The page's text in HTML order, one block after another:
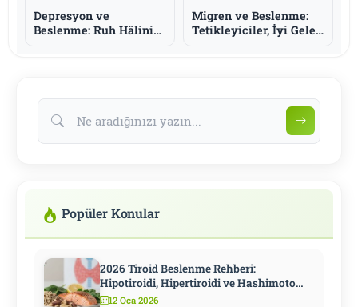
Depresyon ve
Beslenme: Ruh Hâlini
Migren ve Beslenme:
Tetikleyiciler, İyi Gelen
Popüler Konular
2026 Tiroid Beslenme Rehberi:
Hipotiroidi, Hipertiroidi ve Hashimoto
İçin Kapsamlı Diyet
12 Oca 2026